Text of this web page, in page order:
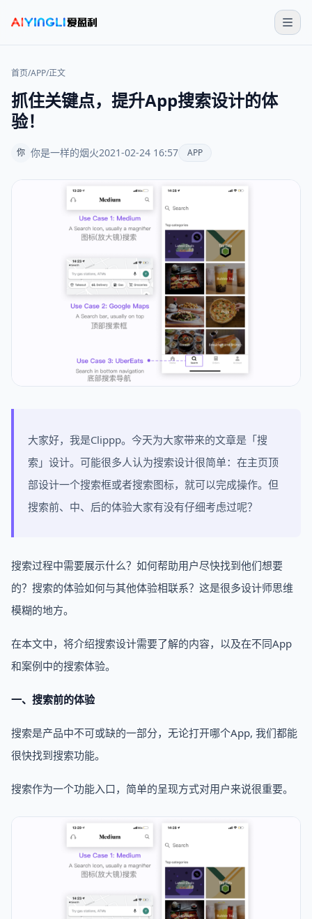
首页/APP/正文
抓住关键点，提升App搜索设计的体
验！
你 你是一样的烟火2021-02-24 16:57 APP
大家好，我是Clippp。今天为大家带来的文章是「搜
索」设计。可能很多人认为搜索设计很简单：在主页顶
部设计一个搜索框或者搜索图标，就可以完成操作。但
搜索前、中、后的体验大家有没有仔细考虑过呢？
搜索过程中需要展示什么？如何帮助用户尽快找到他们想要
的？搜索的体验如何与其他体验相联系？这是很多设计师思维
模糊的地方。
在本文中，将介绍搜索设计需要了解的内容，以及在不同App
和案例中的搜索体验。
一、搜索前的体验
搜索是产品中不可或缺的一部分，无论打开哪个App, 我们都能
很快找到搜索功能。
搜索作为一个功能入口，简单的呈现方式对用户来说很重要。